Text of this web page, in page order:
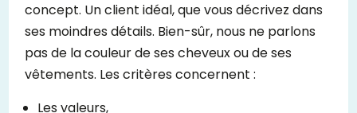
concept. Un client idéal, que vous décrivez dans
ses moindres détails. Bien-sûr, nous ne parlons
pas de la couleur de ses cheveux ou de ses
vêtements. Les critères concernent :
Les valeurs,